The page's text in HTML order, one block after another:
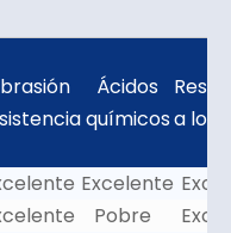
Ácidos
químicosa los
Excelente
Pobre